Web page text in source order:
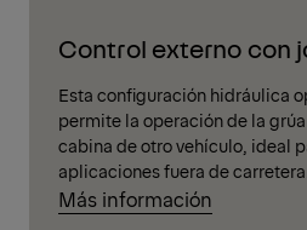
Control externo con
Esta configuración hidráulica
permite la operación de la
cabina de otro vehículo, ideal
aplicaciones fuera de
Más información